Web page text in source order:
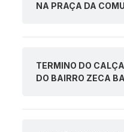
NA PRAÇA DA
TERMINO DO
DO BAIRRO ZECA